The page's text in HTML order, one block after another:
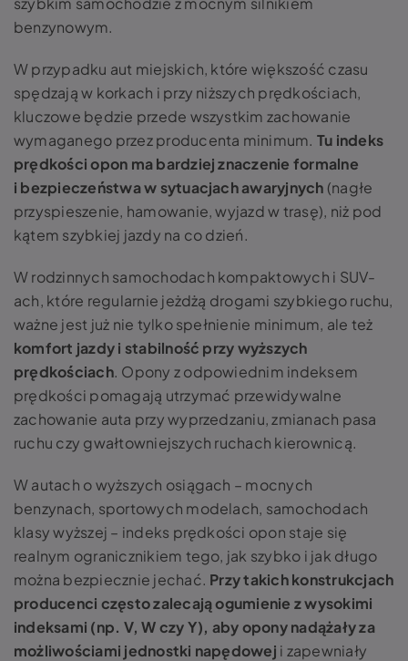
benzynowym.
W przypadku aut miejskich, które większość czasu
spędzają w korkach i przy niższych prędkościach,
kluczowe będzie przede wszystkim zachowanie
wymaganego przez producenta minimum. Tu indeks
prędkości opon ma bardziej znaczenie formalne
i bezpieczeństwa w sytuacjach awaryjnych (nagłe
przyspieszenie, hamowanie, wyjazd w trasę), niż pod
kątem szybkiej jazdy na co dzień.
W rodzinnych samochodach kompaktowych i SUV-
ach, które regularnie jeżdżą drogami szybkiego ruchu,
ważne jest już nie tylko spełnienie minimum, ale też
komfort jazdy i stabilność przy wyższych
prędkościach. Opony z odpowiednim indeksem
prędkości pomagają utrzymać przewidywalne
zachowanie auta przy wyprzedzaniu, zmianach pasa
ruchu czy gwałtowniejszych ruchach kierownicą.
W autach o wyższych osiągach – mocnych
benzynach, sportowych modelach, samochodach
klasy wyższej – indeks prędkości opon staje się
realnym ogranicznikiem tego, jak szybko i jak długo
można bezpiecznie jechać. Przy takich konstrukcjach
producenci często zalecają ogumienie z wysokimi
indeksami (np. V, W czy Y), aby opony nadążały za
możliwościami jednostki napędowej i zapewniały